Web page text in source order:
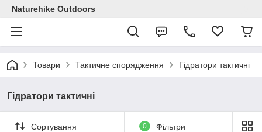
Naturehike Outdoors
Товари Тактичне спорядження Гідратори тактичні
Гідратори тактичні
Сортування 0 Фільтри